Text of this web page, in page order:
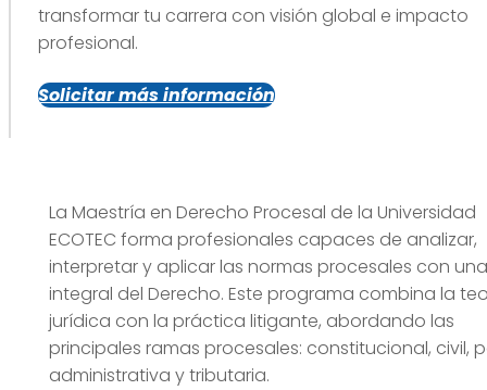
transformar tu carrera con visión global e impacto
profesional.
Solicitar más información
La Maestría en Derecho Procesal de la Universidad
ECOTEC forma profesionales capaces de analizar,
interpretar y aplicar las normas procesales con
integral del Derecho. Este programa combina la
jurídica con la práctica litigante, abordando las
principales ramas procesales: constitucional, civil,
administrativa y tributaria.